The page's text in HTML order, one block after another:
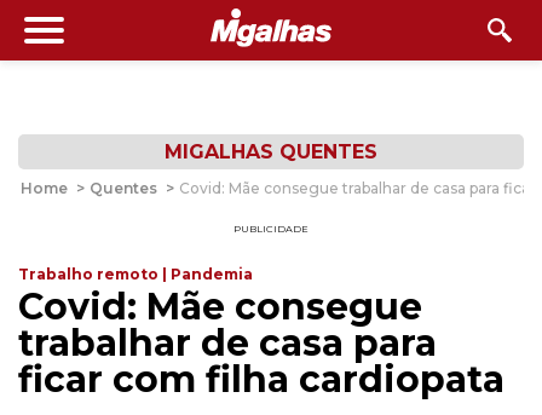
MIGALHAS QUENTES
Home > Quentes > Covid: Mãe consegue trabalhar de casa para
PUBLICIDADE
Trabalho remoto | Pandemia
Covid: Mãe consegue
trabalhar de casa para
ficar com filha cardiopata